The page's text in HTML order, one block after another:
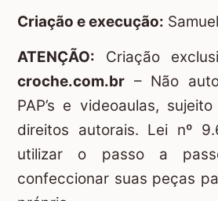
Criação e execução:
ATENÇÃO: Criação
croche.com.br – Não
PAP’s e videoaulas,
direitos autorais. Lei nº
utilizar o passo a
confeccionar suas peças